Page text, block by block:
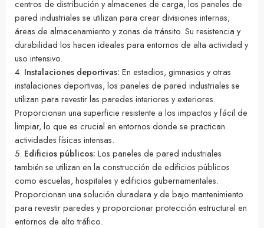
centros de distribución y almacenes de carga, los paneles de
pared industriales se utilizan para crear divisiones internas,
áreas de almacenamiento y zonas de tránsito. Su resistencia y
durabilidad los hacen ideales para entornos de alta actividad y
uso intensivo.
Instalaciones deportivas: En estadios, gimnasios y otras
instalaciones deportivas, los paneles de pared industriales se
utilizan para revestir las paredes interiores y exteriores.
Proporcionan una superficie resistente a los impactos y fácil de
limpiar, lo que es crucial en entornos donde se practican
actividades físicas intensas.
Edificios públicos: Los paneles de pared industriales
también se utilizan en la construcción de edificios públicos
como escuelas, hospitales y edificios gubernamentales.
Proporcionan una solución duradera y de bajo mantenimiento
para revestir paredes y proporcionar protección estructural en
entornos de alto tráfico.